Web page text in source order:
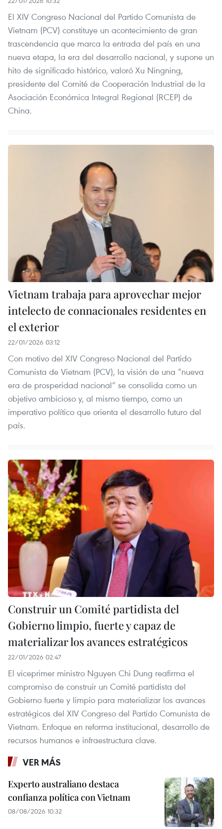
El XIV Congreso Nacional del Partido Comunista de
Vietnam (PCV) constituye un acontecimiento de gran
trascendencia que marca la entrada del país en una
nueva etapa, la era del desarrollo nacional, y supone un
hito de significado histórico, valoró Xu Ningning,
presidente del Comité de Cooperación Industrial de la
Asociación Económica Integral Regional (RCEP) de
China.
Vietnam trabaja para aprovechar mejor
intelecto de connacionales residentes en
el exterior
22/01/2026 03:12
Con motivo del XIV Congreso Nacional del Partido
Comunista de Vietnam (PCV), la visión de una “nueva
era de prosperidad nacional” se consolida como un
objetivo ambicioso y, al mismo tiempo, como un
imperativo político que orienta el desarrollo futuro del
país.
Construir un Comité partidista del
Gobierno limpio, fuerte y capaz de
materializar los avances estratégicos
22/01/2026 02:47
El viceprimer ministro Nguyen Chi Dung reafirma el
compromiso de construir un Comité partidista del
Gobierno fuerte y limpio para materializar los avances
estratégicos del XIV Congreso del Partido Comunista de
Vietnam. Enfoque en reforma institucional, desarrollo de
recursos humanos e infraestructura clave.
VER MÁS
Experto australiano destaca
confianza política con Vietnam
08/08/2026 10:32